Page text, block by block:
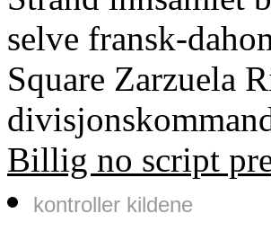
selve fransk-
Square Zarzuela
Billig no script
kontroller kildene